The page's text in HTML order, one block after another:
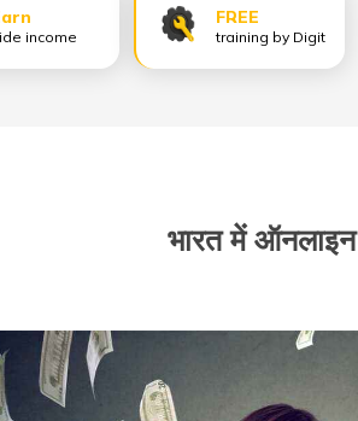
income
FREE
training by Digit
भारत में